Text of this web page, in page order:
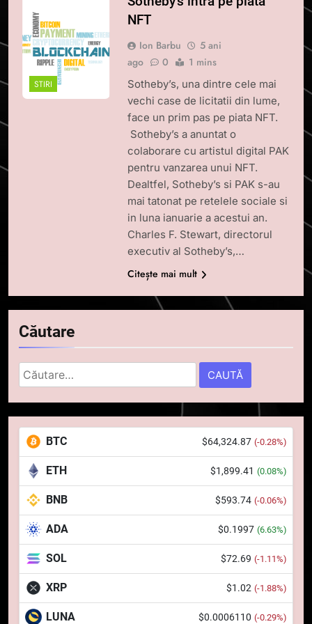
STIRI
NFT
Ion Barbu
5 ani
ago
0 1 mins
Sotheby’s, una dintre cele mai
vechi case de licitatii din lume,
face un prim pas pe piata NFT.
Sotheby’s a anuntat o
colaborare cu artistul digital PAK
pentru vanzarea unui NFT.
Dealtfel, Sotheby’s si PAK s-au
mai tatonat pe retelele sociale si
in luna ianuarie a acestui an.
Charles F. Stewart, directorul
executiv al Sotheby’s,…
Citește mai mult
Căutare
Caută
după:
BTC $64,324.87 (-0.28%)
ETH $1,899.41 (0.08%)
BNB $593.74 (-0.06%)
ADA $0.1997 (6.63%)
SOL $72.69 (-1.11%)
XRP $1.02 (-1.88%)
LUNA $0.0006110 (-0.29%)
Squid a strâns 6 milioane de
dolari cu sprijinul Ripple, apoi a
pierdut jumătate din aceștia
într-un atac cibernetic în mai
6
Banii digitali și arhitectura
încrederii: O nouă viziune asupra
banilor în era digitală
7
WhiteBIT și FC Barcelona